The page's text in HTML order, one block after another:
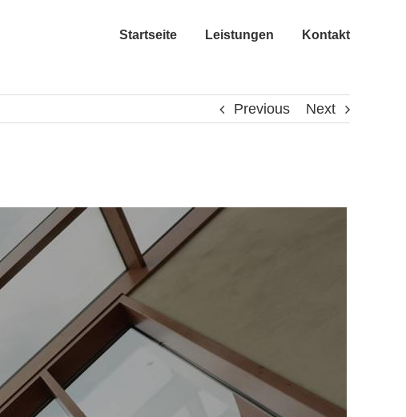
Startseite Leistungen Kontakt
Previous Next